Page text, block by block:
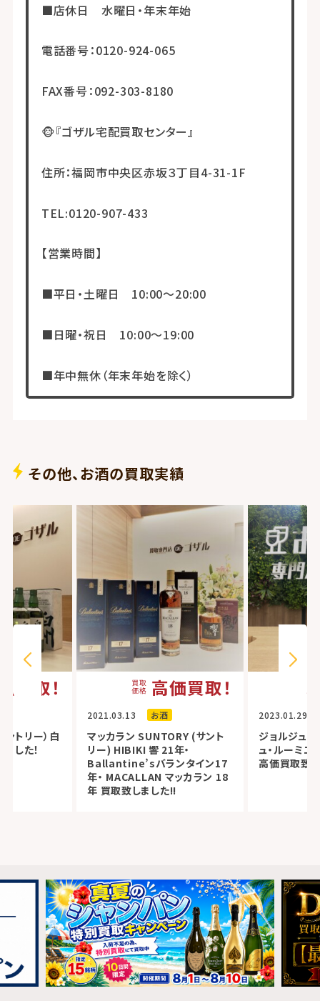
■店休日 水曜日・年末年始
電話番号：0120-924-065
FAX番号：092-303-8180
🐵『ゴザル宅配買取センター』
住所：福岡市中央区赤坂３丁目4-31-1F
TEL:0120-907-433
【営業時間】
■平日・土曜日 10:00～20:00
■日曜・祝日 10:00～19:00
■年中無休（年末年始を除く）
その他、お酒の買取実績
買取！
トリー）白
した！
高価買取！
2021.03.13 お酒
マッカラン SUNTORY (サント
リー) HIBIKI 響 21年・
Ballantine’sバランタイン17
年・ MACALLAN マッカラン 18
年 買取致しました!!
2023.01.29
ジョルジュ・
ュ・ルーミ
高価買取致し